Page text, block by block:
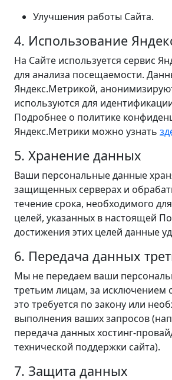
Улучшения работы Сайта.
4. Использование
На Сайте используется сервис
для анализа посещаемости.
Яндекс.Метрикой,
используются для
Подробнее о политике
Яндекс.Метрики можно узнать
5. Хранение данных
Ваши персональные данные
защищенных серверах и
течение срока, необходимого
целей, указанных в настоящей
достижения этих целей данные
6. Передача данных
Мы не передаем ваши
третьим лицам, за исключением
это требуется по закону или
выполнения ваших запросов
передача данных хостинг-
технической поддержки сайта).
7. Защита данных